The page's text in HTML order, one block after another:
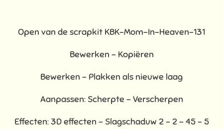
Open van de scrapkit KBK-Mom-In-Heaven-131
Bewerken – Kopiëren
Bewerken - Plakken als nieuwe laag
Aanpassen: Scherpte – Verscherpen
Effecten: 3D effecten - Slagschaduw 2 – 2 – 45 – 5